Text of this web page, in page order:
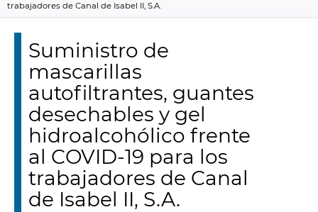
trabajadores de Canal de Isabel II, S.A.
Suministro de
mascarillas
autofiltrantes, guantes
desechables y gel
hidroalcohólico frente
al COVID-19 para los
trabajadores de Canal
de Isabel II, S.A.